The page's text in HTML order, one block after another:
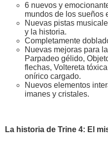
6 nuevos y
mundos de los sueños
Nuevas pistas
y la historia.
Completamente
Nuevas mejoras para
Parpadeo gélido,
flechas, Voltereta
onírico cargado.
Nuevos elementos
imanes y cristales.
La historia de Trine 4: El